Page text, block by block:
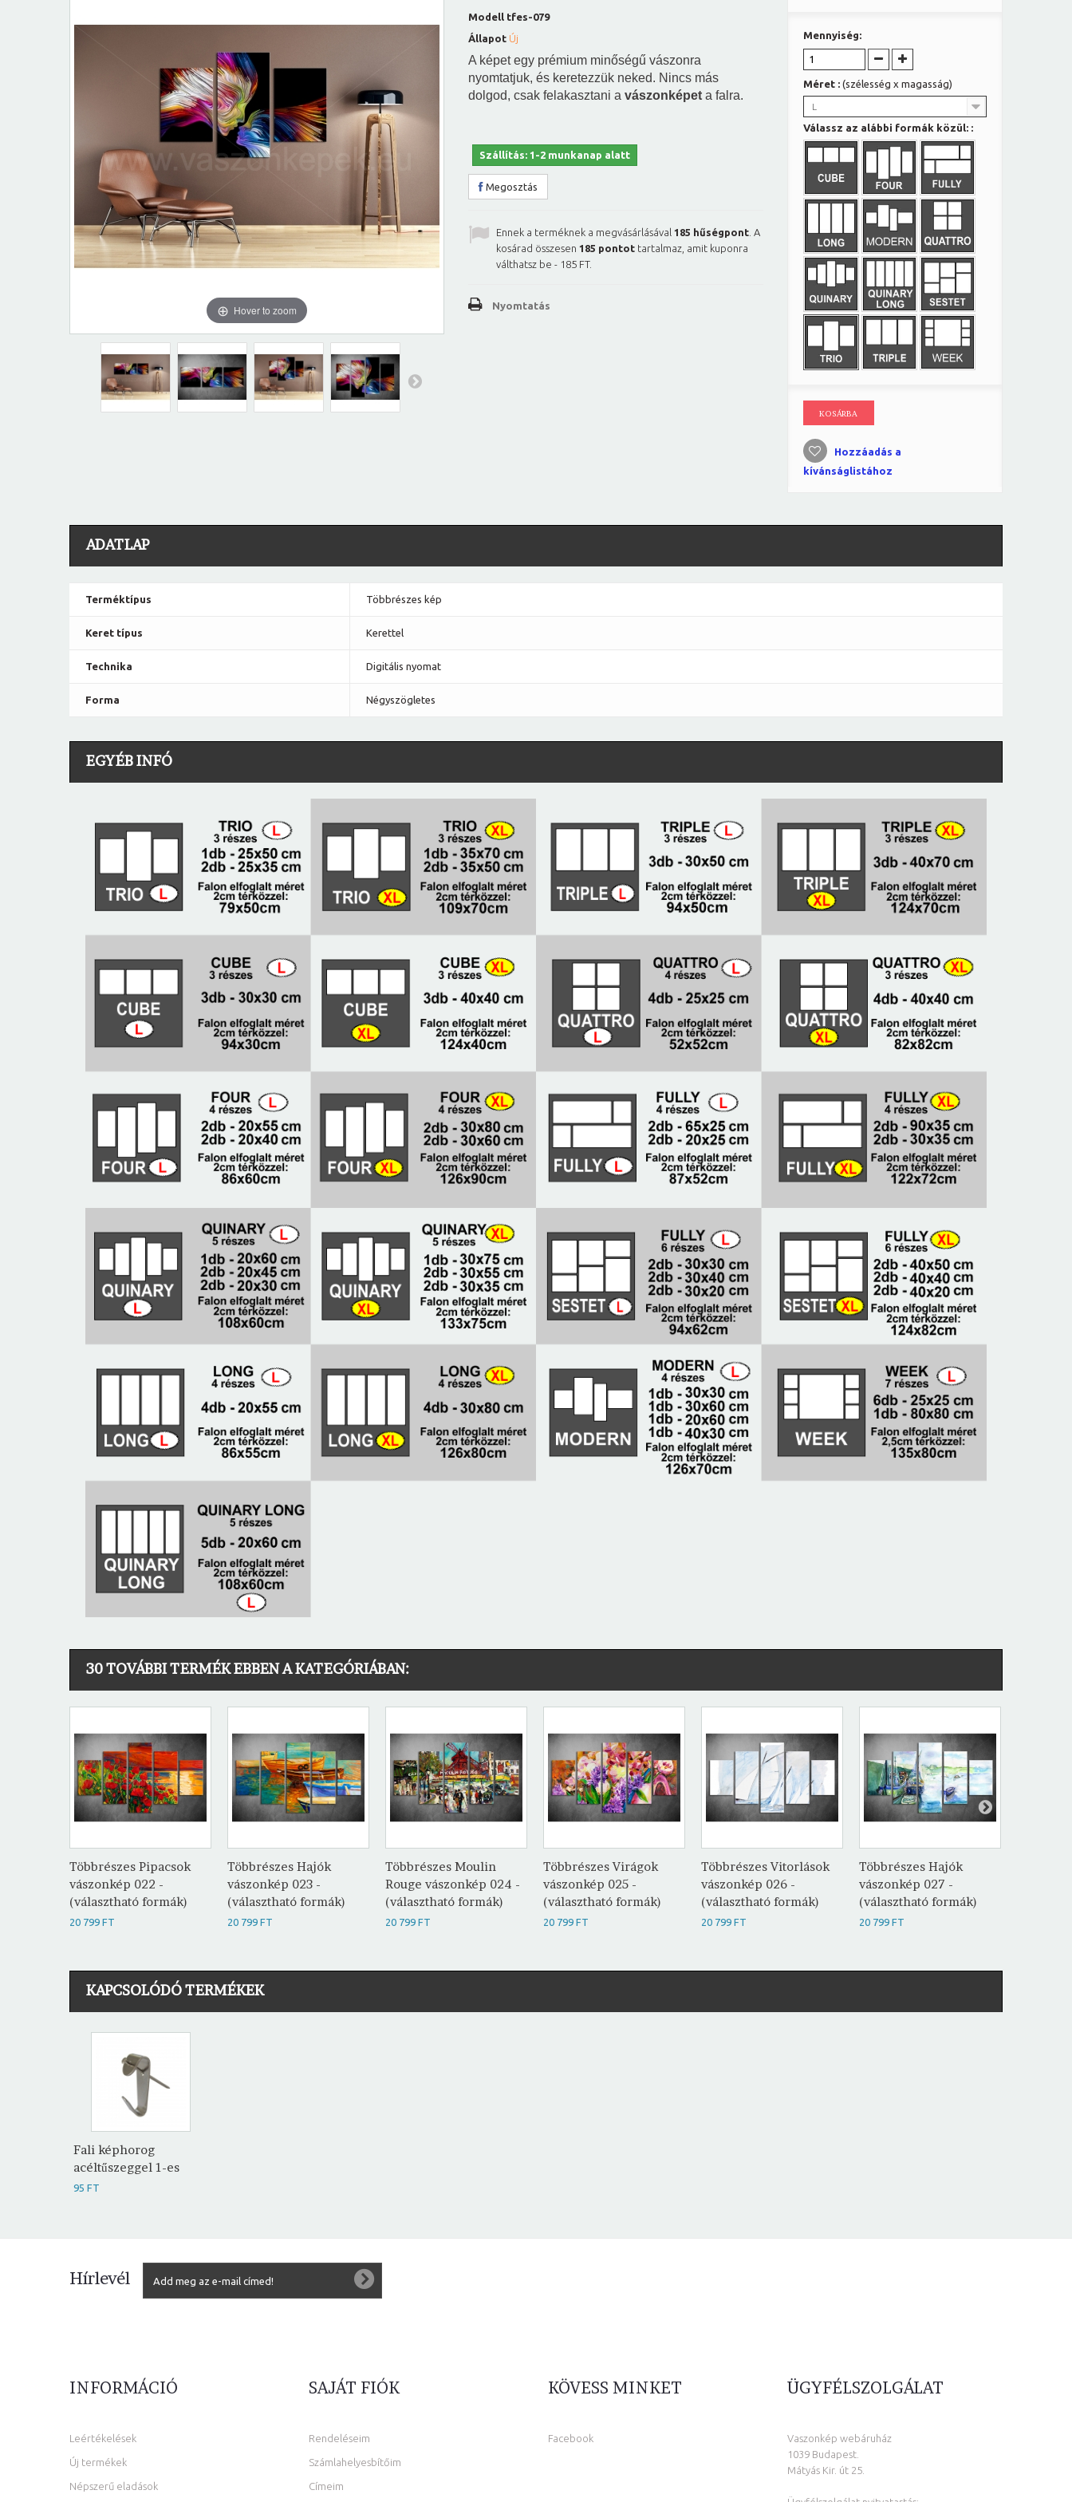
Hover to zoom
Modell tfes-079
Állapot Új
A képet egy prémium minőségű vászonra
nyomtatjuk, és keretezzük neked. Nincs más
dolgod, csak felakasztani a vászonképet a falra.
Szállítás: 1-2 munkanap alatt
Megosztás
Ennek a terméknek a megvásárlásával 185 hűségpont . A
kosárad összesen 185 pontot tartalmaz, amit kuponra
válthatsz be - 185 FT.
Nyomtatás
Mennyiség:
Méret : (szélesség x magasság)
L
Válassz az alábbi formák közül: :
KOSÁRBA
Hozzáadás a
kívánságlistához
ADATLAP
Terméktípus Többrészes kép
Keret típus Kerettel
Technika Digitális nyomat
Forma Négyszögletes
EGYÉB INFÓ
30 TOVÁBBI TERMÉK EBBEN A KATEGÓRIÁBAN:
Többrészes Pipacsok
vászonkép 022 -
(választható formák)
20 799 FT
Többrészes Hajók
vászonkép 023 -
(választható formák)
20 799 FT
Többrészes Moulin
Rouge vászonkép 024 -
(választható formák)
20 799 FT
Többrészes Virágok
vászonkép 025 -
(választható formák)
20 799 FT
Többrészes Vitorlások
vászonkép 026 -
(választható formák)
20 799 FT
Többrészes Hajók
vászonkép 027 -
(választható formák)
20 799 FT
KAPCSOLÓDÓ TERMÉKEK
Fali képhorog
acéltűszeggel 1-es
95 FT
Hírlevél
INFORMÁCIÓ
Leértékelések
Új termékek
Népszerű eladások
SAJÁT FIÓK
Rendeléseim
Számlahelyesbítőim
Címeim
KÖVESS MINKET
Facebook
ÜGYFÉLSZOLGÁLAT
Vaszonkép webáruház
1039 Budapest.
Mátyás Kir. út 25.